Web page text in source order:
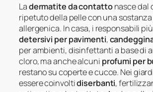
Ladermatite da contattonasce dal
ripetuto della pelle con una
allergenica. In casa, i responsabili
detersivi per pavimenti,
per ambienti, disinfettanti a base di
cloro, ma anche alcuni profumi per
restano su coperte e cucce. Nei
essere coinvoltidiserbanti,